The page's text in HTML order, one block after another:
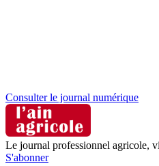
Consulter le journal numérique
Le journal professionnel agricole,
S'abonner